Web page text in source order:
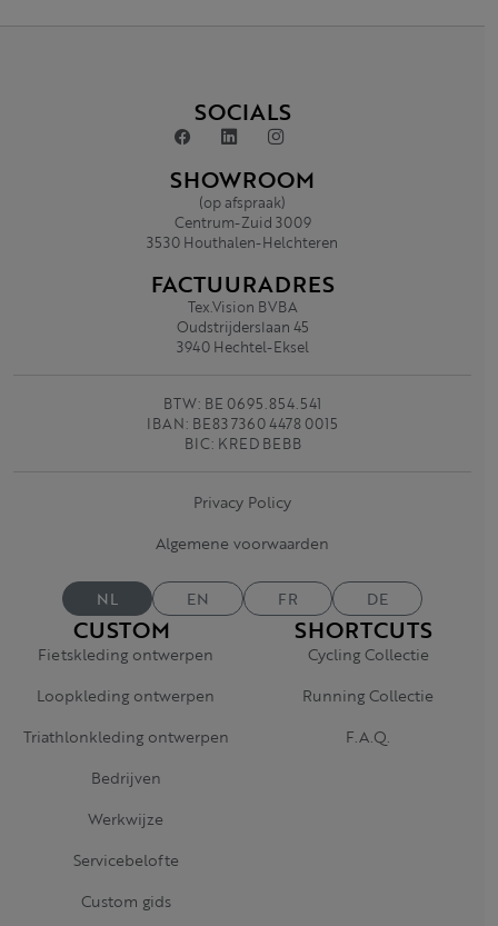
CUSTOM
Fietskleding ontwerpen
Loopkleding ontwerpen
Triathlonkleding ontwerpen
Bedrijven
Werkwijze
Servicebelofte
Custom gids
SHORTCUTS
Cycling Collectie
Running Collectie
F.A.Q.
SOCIALS
SHOWROOM
(op afspraak)
Centrum-Zuid 3009
3530 Houthalen-Helchteren
FACTUURADRES
Tex.Vision BVBA
Oudstrijderslaan 45
3940 Hechtel-Eksel
BTW: BE 0695.854.541
IBAN: BE83 7360 4478 0015
BIC: KRED BEBB
Privacy Policy
Algemene voorwaarden
NL EN FR DE